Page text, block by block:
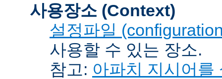
사용장소 (Context)
설정파일
사용할 수 있는 장소.
참고: 아파치 지시어를